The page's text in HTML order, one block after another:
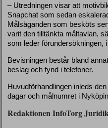
– Utredningen visar att
Snapchat som sedan
Målsäganden som besköts
varit den tilltänkta måltavlan,
som leder förundersökningen,
Bevisningen består bland
beslag och fynd i telefoner.
Huvudförhandlingen inleds
dagar och målnumret i
Redaktionen InfoTorg